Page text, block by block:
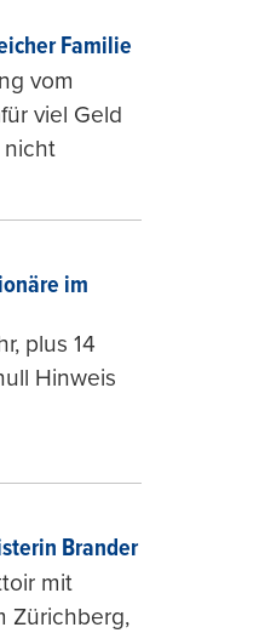
Familie
vom
viel Geld
nicht
im
plus 14
Hinweis
Brander
mit
Zürichberg,